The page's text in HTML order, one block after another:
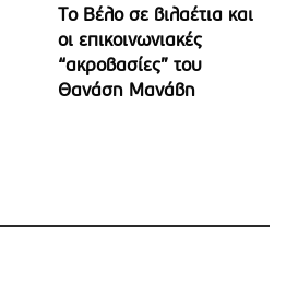
Το Βέλο σε βιλαέτια και
οι επικοινωνιακές
“ακροβασίες” του
Θανάση Μανάβη